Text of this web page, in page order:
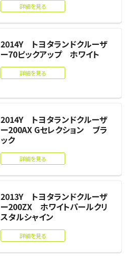
詳細を見る
2014Y トヨタランドクルーザ
ー70ピックアップ ホワイト
詳細を見る
2014Y トヨタランドクルーザ
ー200AX Gセレクション ブラ
ック
詳細を見る
2013Y トヨタランドクルーザ
ー200ZX ホワイトパールクリ
スタルシャイン
詳細を見る